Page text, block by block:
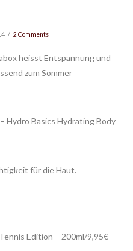
2 Comments
heisst Entspannung und
zum Sommer
– Hydro Basics Hydrating Body
für die Haut.
Edition – 200ml/9,95€